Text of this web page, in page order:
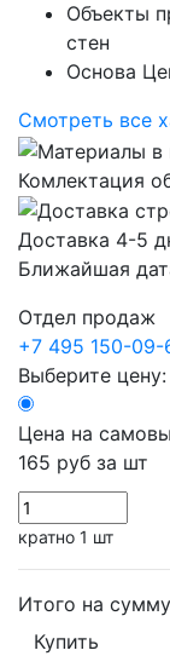
Объекты
стен
Основа
Смотреть все
Комлектация
Доставка 4-5
Ближайшая
Отдел продаж
+7 495 150-09-
Выберите цену:
Цена на
165 руб за шт
кратно 1 шт
Итого на
Купить